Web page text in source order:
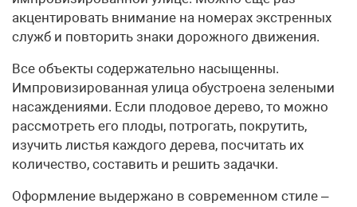
акцентировать внимание на номерах экстренных
служб и повторить знаки дорожного движения.
Все объекты содержательно насыщенны.
Импровизированная улица обустроена зелеными
насаждениями. Если плодовое дерево, то можно
рассмотреть его плоды, потрогать, покрутить,
изучить листья каждого дерева, посчитать их
количество, составить и решить задачки.
Оформление выдержано в современном стиле –